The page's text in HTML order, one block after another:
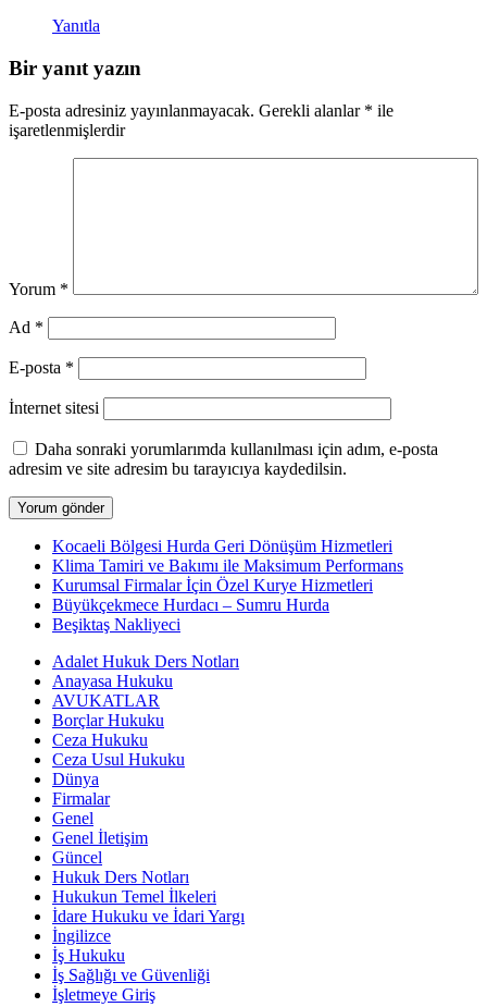
Yanıtla
Bir yanıt yazın
E-posta adresiniz yayınlanmayacak. Gerekli alanlar * ile
işaretlenmişlerdir
Yorum *
Ad *
E-posta *
İnternet sitesi
Daha sonraki yorumlarımda kullanılması için adım, e-posta
adresim ve site adresim bu tarayıcıya kaydedilsin.
Kocaeli Bölgesi Hurda Geri Dönüşüm Hizmetleri
Klima Tamiri ve Bakımı ile Maksimum Performans
Kurumsal Firmalar İçin Özel Kurye Hizmetleri
Büyükçekmece Hurdacı – Sumru Hurda
Beşiktaş Nakliyeci
Adalet Hukuk Ders Notları
Anayasa Hukuku
AVUKATLAR
Borçlar Hukuku
Ceza Hukuku
Ceza Usul Hukuku
Dünya
Firmalar
Genel
Genel İletişim
Güncel
Hukuk Ders Notları
Hukukun Temel İlkeleri
İdare Hukuku ve İdari Yargı
İngilizce
İş Hukuku
İş Sağlığı ve Güvenliği
İşletmeye Giriş